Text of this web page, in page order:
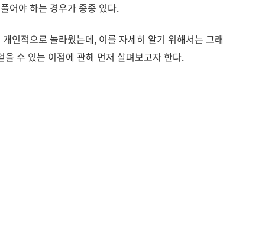
어야 하는 경우가 종종 있다.
인적으로 놀라웠는데, 이를 자세히 알기 위해서는 그래
수 있는 이점에 관해 먼저 살펴보고자 한다.